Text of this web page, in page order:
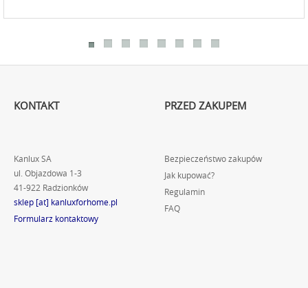
KONTAKT
Kanlux SA
ul. Objazdowa 1-3
41-922 Radzionków
sklep [at] kanluxforhome.pl
Formularz kontaktowy
PRZED ZAKUPEM
Bezpieczeństwo zakupów
Jak kupować?
Regulamin
FAQ